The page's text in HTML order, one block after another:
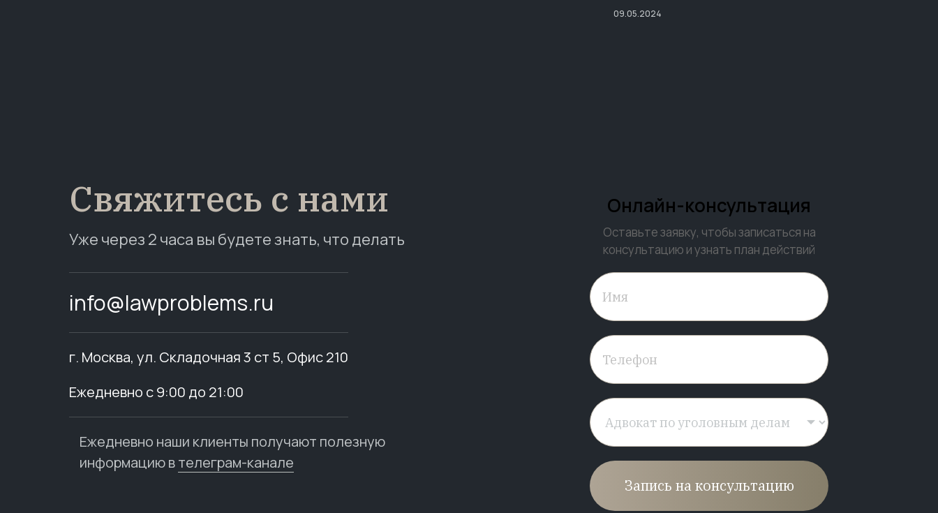
09.05.2024
Свяжитесь с нами
Уже через 2 часа вы будете знать, что делать
info@lawproblems.ru
г. Москва, ул. Складочная 3 ст 5, Офис 210
Ежедневно с 9:00 до 21:00
Ежедневно наши клиенты получают полезную
информацию втелеграм-канале
Онлайн-консультация
Оставьте заявку, чтобы записаться на
консультацию и узнать план действий
Запись на консультацию